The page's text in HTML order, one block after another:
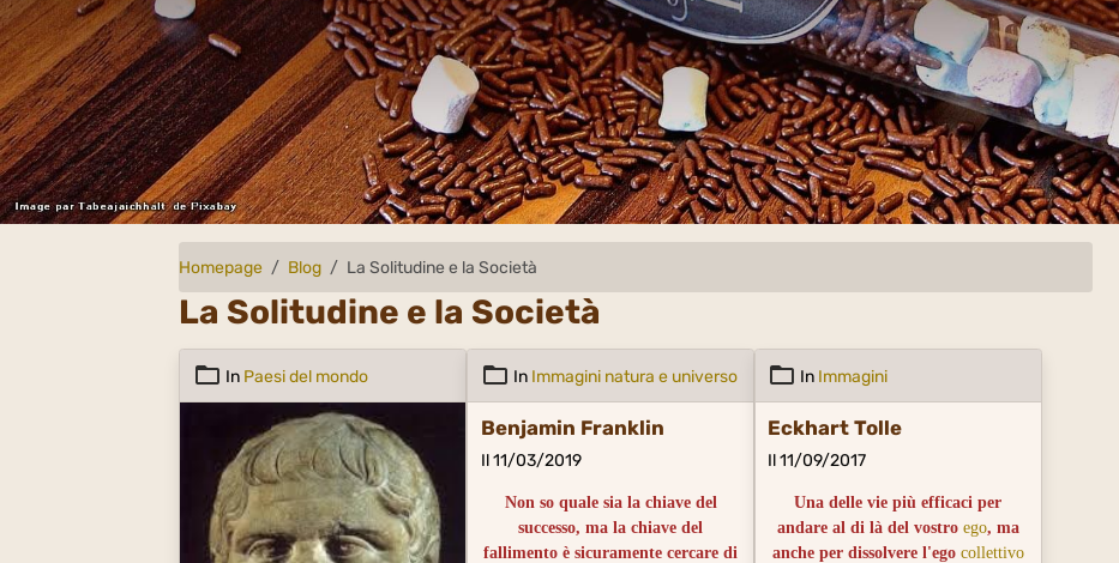
Homepage Blog La Solitudine e la Società
La Solitudine e la Società
In Paesi del mondo In Immagini natura e universo
Benjamin Franklin
Il 11/03/2019
Non so quale sia la chiave del
successo, ma la chiave del
fallimento è sicuramente cercare di
In Immagini
Eckhart Tolle
Il 11/09/2017
Una delle vie più efficaci per
andare al di là del vostro ego, ma
anche per dissolvere l'ego collettivo